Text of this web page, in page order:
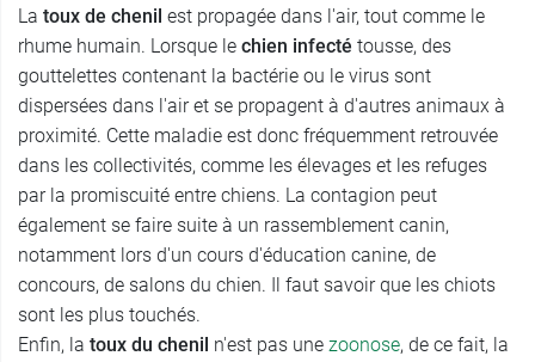
La toux de chenil est propagée dans l'air, tout comme le
rhume humain. Lorsque le chien infecté tousse, des
gouttelettes contenant la bactérie ou le virus sont
dispersées dans l'air et se propagent à d'autres animaux à
proximité. Cette maladie est donc fréquemment retrouvée
dans les collectivités, comme les élevages et les refuges
par la promiscuité entre chiens. La contagion peut
également se faire suite à un rassemblement canin,
notamment lors d'un cours d'éducation canine, de
concours, de salons du chien. Il faut savoir que les chiots
sont les plus touchés.
Enfin, la toux du chenil n'est pas une zoonose, de ce fait, la